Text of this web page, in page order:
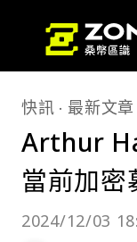
快訊 最新文章
Arthur
當前加密
2024/12/03